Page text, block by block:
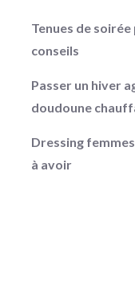
Tenues de
conseils
Passer un hiver
doudoune
Dressing
à avoir